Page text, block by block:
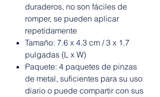
duraderos, no son fáciles de
romper, se pueden aplicar
repetidamente
Tamaño: 7.6 x 4.3 cm / 3 x 1.7
pulgadas (L x W)
Paquete: 4 paquetes de pinzas
de metal, suficientes para su uso
diario o puede compartir con sus